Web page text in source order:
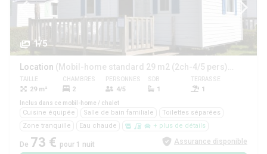
1/5
Location (Mobil-home standard 29 m2 (2ch-4/5 pers) + TV + terrasse)
TAILLE
29 m²
CHAMBRES
2
PERSONNES
4/5
SDB
1
TERRASSE
1
Inclus dans ce mobil-home / chalet
Cuisine équipée Salle de bain familiale
Toilettes séparées
Zone tranquille
Eau chaude + plus de détails
De 73 € pour 1 nuit Assurance disponible